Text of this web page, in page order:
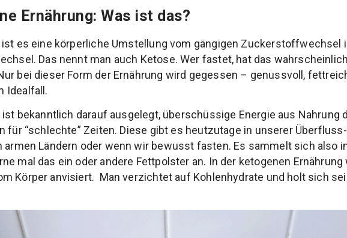
Ernährung: Was ist das?
ist es eine körperliche Umstellung vom gängigen Zuckerstoffwechsel
Das nennt man auch Ketose. Wer fastet, hat das
bei dieser Form der Ernährung wird gegessen – genussvoll,
Idealfall.
ist bekanntlich darauf ausgelegt, überschüssige Energie aus Nahrung
für “schlechte” Zeiten. Diese gibt es heutzutage in unserer
armen Ländern oder wenn wir bewusst fasten. Es sammelt sich also
mal das ein oder andere Fettpolster an. In der ketogenen
Körper anvisiert. Man verzichtet auf Kohlenhydrate und holt sich